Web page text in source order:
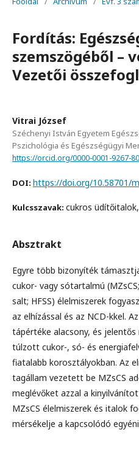
Fordítás:
szemszögéből –
Vezetői
Vitrai József
Széchenyi István Egyetem
Pszichológia és Egészségügyi
https://orcid.org/0000-0001-9267-
DOI: https://doi.org/10.58701/
Kulcsszavak: cukros
Absztrakt
Egyre több bizonyíték
cukor- vagy sótartalmú
salt; HFSS) élelmiszerek
az elhízással és az NCD-kkel.
tápértéke alacsony, és
túlzott cukor-, só- és
fiatalabb korosztályokban. Az
tagállam vezetett be MZsCS
meglévőket azzal a
MZsCS élelmiszerek és italok
mérsékelje a kapcsolódó